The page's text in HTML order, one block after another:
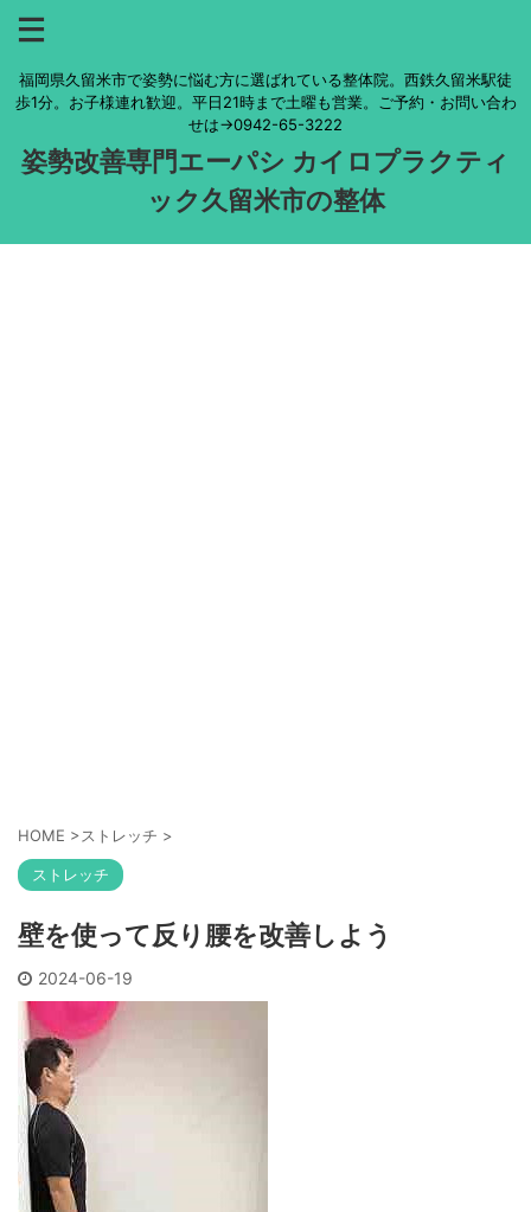
福岡県久留米市で姿勢に悩む方に選ばれている整体院。西鉄久留米駅徒
歩1分。お子様連れ歓迎。平日21時まで土曜も営業。ご予約・お問い合わ
せは→0942-65-3222
姿勢改善専門エーパシ カイロプラクティ
ック久留米市の整体
HOME >ストレッチ >
ストレッチ
壁を使って反り腰を改善しよう
2024-06-19